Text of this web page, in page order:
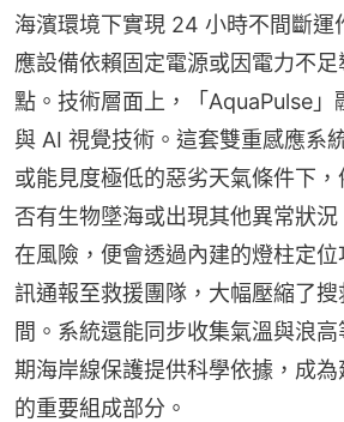
海濱環境下實現 24 小時不間斷運
應設備依賴固定電源或因電力不
點。技術層面上，「AquaPulse」
與 AI 視覺技術。這套雙重感應系
或能見度極低的惡劣天氣條件下
否有生物墜海或出現其他異常狀
在風險，便會透過內建的燈柱定
訊通報至救援團隊，大幅壓縮了
間。系統還能同步收集氣溫與浪
期海岸線保護提供科學依據，成
的重要組成部分。